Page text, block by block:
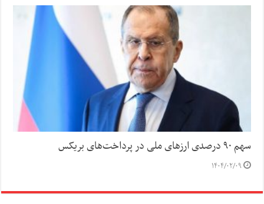
سهم ۹۰ درصدی ارزهای ملی در پرداخت‌های بریکس
۱۴۰۴/۰۲/۰۹